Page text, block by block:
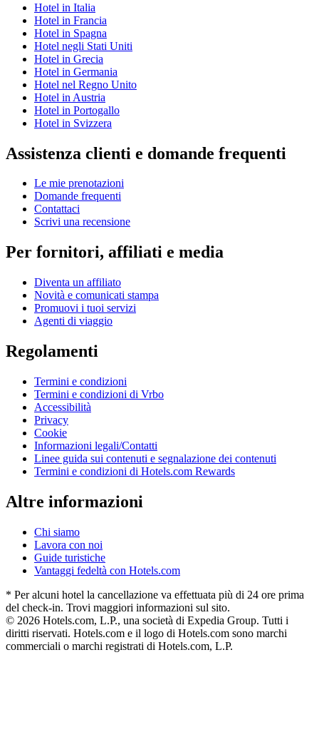
Hotel in Italia
Hotel in Francia
Hotel in Spagna
Hotel negli Stati Uniti
Hotel in Grecia
Hotel in Germania
Hotel nel Regno Unito
Hotel in Austria
Hotel in Portogallo
Hotel in Svizzera
Assistenza clienti e domande frequenti
Le mie prenotazioni
Domande frequenti
Contattaci
Scrivi una recensione
Per fornitori, affiliati e media
Diventa un affiliato
Novità e comunicati stampa
Promuovi i tuoi servizi
Agenti di viaggio
Regolamenti
Termini e condizioni
Termini e condizioni di Vrbo
Accessibilità
Privacy
Cookie
Informazioni legali/Contatti
Linee guida sui contenuti e segnalazione dei contenuti
Termini e condizioni di Hotels.com Rewards
Altre informazioni
Chi siamo
Lavora con noi
Guide turistiche
Vantaggi fedeltà con Hotels.com
* Per alcuni hotel la cancellazione va effettuata più di 24 ore prima
del check-in. Trovi maggiori informazioni sul sito.
© 2026 Hotels.com, L.P., una società di Expedia Group. Tutti i
diritti riservati. Hotels.com e il logo di Hotels.com sono marchi
commerciali o marchi registrati di Hotels.com, L.P.